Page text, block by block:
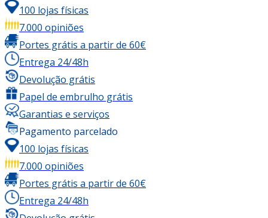
100 lojas físicas
7.000 opiniões
Portes grátis a partir de 60€
Entrega 24/48h
Devolução grátis
Papel de embrulho grátis
Garantias e serviços
Pagamento parcelado
100 lojas físicas
7.000 opiniões
Portes grátis a partir de 60€
Entrega 24/48h